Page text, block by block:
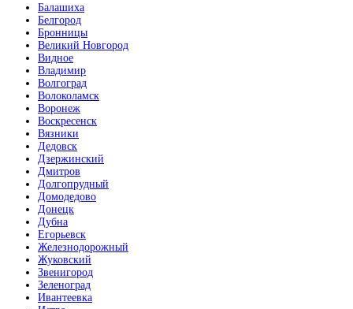
Балашиха
Белгород
Бронницы
Великий Новгород
Видное
Владимир
Волгоград
Волоколамск
Воронеж
Воскресенск
Вязники
Дедовск
Дзержинский
Дмитров
Долгопрудный
Домодедово
Донецк
Дубна
Егорьевск
Железнодорожный
Жуковский
Звенигород
Зеленоград
Ивантеевка